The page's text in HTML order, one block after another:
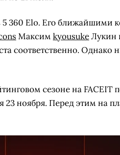
5 360 Elo. Его ближайшими
Максим kyousukeЛукин
соответственно. Однако
сезоне на FACEIT
23 ноября. Перед этим на